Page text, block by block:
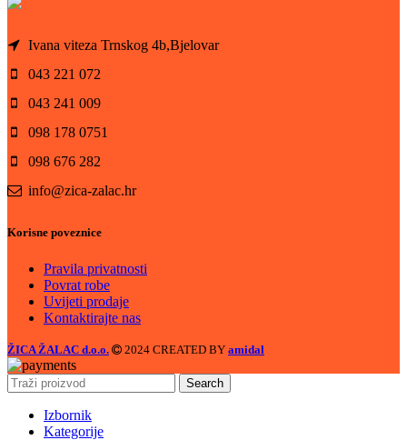
Ivana viteza Trnskog 4b,Bjelovar
043 221 072
043 241 009
098 178 0751
098 676 282
info@zica-zalac.hr
Korisne poveznice
Pravila privatnosti
Povrat robe
Uvijeti prodaje
Kontaktirajte nas
ŽICA ŽALAC d.o.o. 2024 CREATED BY amidal
Search
Izbornik
Kategorije